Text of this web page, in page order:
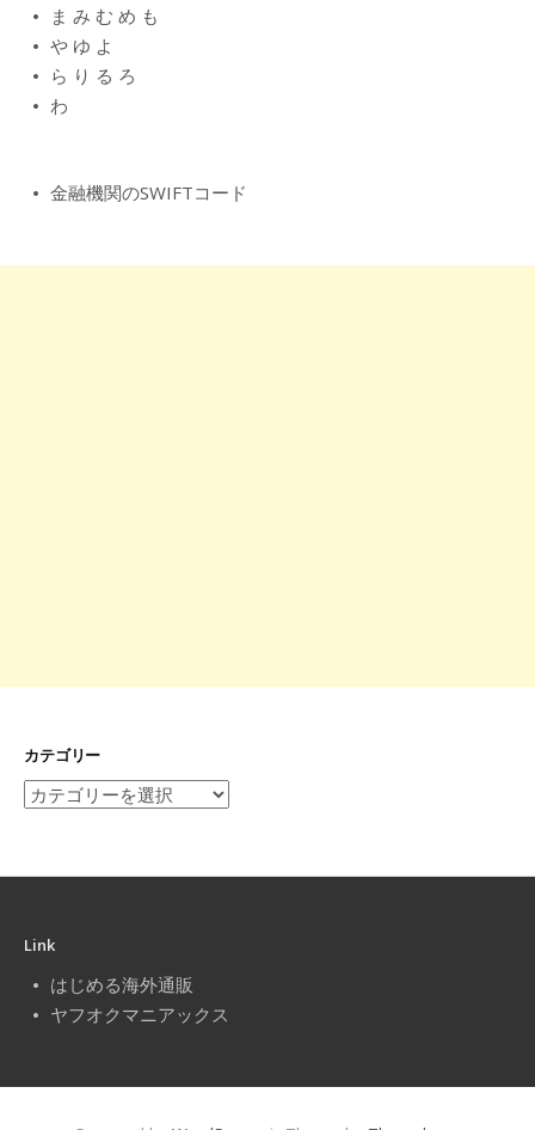
ま み む め も
や ゆ よ
ら り る ろ
わ
金融機関のSWIFTコード
カテゴリー
カ
リ
Link
はじめる海外通販
ヤフオクマニアックス